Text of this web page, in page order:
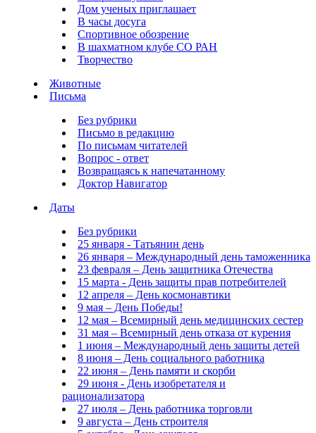
Дом ученых приглашает
В часы досуга
Спортивное обозрение
В шахматном клубе СО РАН
Творчество
Животные
Письма
Без рубрики
Письмо в редакцию
По письмам читателей
Вопрос - ответ
Возвращаясь к напечатанному
Доктор Навигатор
Даты
Без рубрики
25 января - Татьянин день
26 января – Международный день таможенника
23 февраля – День защитника Отечества
15 марта - День защиты прав потребителей
12 апреля – День космонавтики
9 мая – День Победы!
12 мая – Всемирный день медицинских сестер
31 мая – Всемирный день отказа от курения
1 июня – Международный день защиты детей
8 июня – День социального работника
22 июня – День памяти и скорби
29 июня - День изобретателя и
рационализатора
27 июля – День работника торговли
9 августа – День строителя